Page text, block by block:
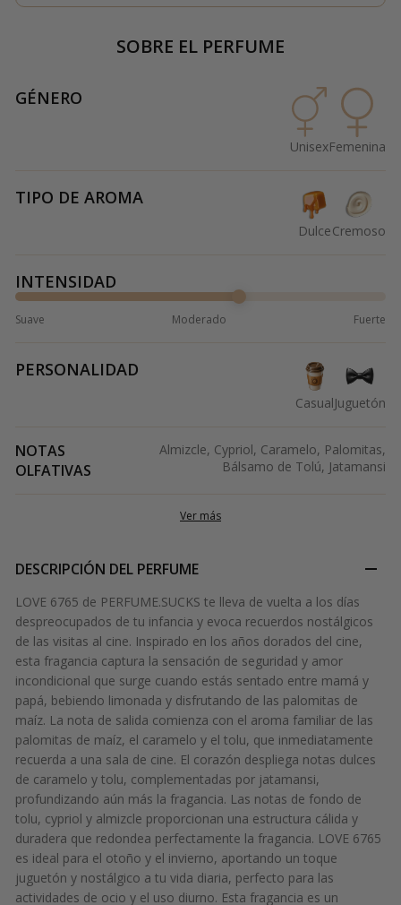
SOBRE EL PERFUME
GÉNERO
UnisexFemenina
TIPO DE AROMA
DulceCremoso
INTENSIDAD
Suave Moderado Fuerte
PERSONALIDAD
CasualJuguetón
NOTAS
OLFATIVAS
Almizcle, Cypriol, Caramelo, Palomitas,
Bálsamo de Tolú, Jatamansi
Ver más
DESCRIPCIÓN DEL PERFUME
LOVE 6765 de PERFUME.SUCKS te lleva de vuelta a los días
despreocupados de tu infancia y evoca recuerdos nostálgicos
de las visitas al cine. Inspirado en los años dorados del cine,
esta fragancia captura la sensación de seguridad y amor
incondicional que surge cuando estás sentado entre mamá y
papá, bebiendo limonada y disfrutando de las palomitas de
maíz. La nota de salida comienza con el aroma familiar de las
palomitas de maíz, el caramelo y el tolu, que inmediatamente
recuerda a una sala de cine. El corazón despliega notas dulces
de caramelo y tolu, complementadas por jatamansi,
profundizando aún más la fragancia. Las notas de fondo de
tolu, cypriol y almizcle proporcionan una estructura cálida y
duradera que redondea perfectamente la fragancia. LOVE 6765
es ideal para el otoño y el invierno, aportando un toque
juguetón y nostálgico a tu vida diaria, perfecto para las
actividades de ocio y el uso diurno. Esta fragancia es un